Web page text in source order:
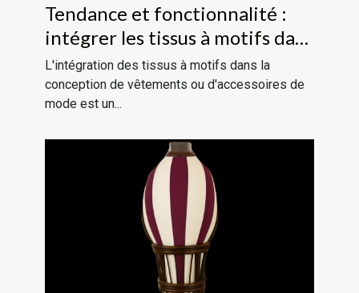
Tendance et fonctionnalité :
intégrer les tissus à motifs dans
vos créations
L'intégration des tissus à motifs dans la
conception de vêtements ou d'accessoires de
mode est un...